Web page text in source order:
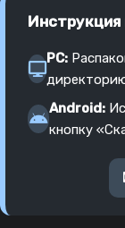
Инструкция
PC:
Android:
кнопку